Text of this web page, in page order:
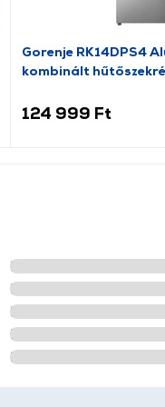
Gorenje RK14DPS4
kombinált
124 999 Ft